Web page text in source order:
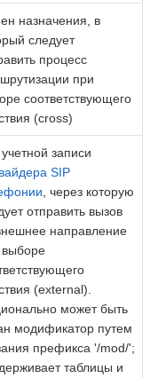
назначения, в
следует
процесс
при
соответствующего
(cross)
записи
SIP
, через которую
отправить вызов
направление
(external).
может быть
модификатор путем
префикса '/mod/';
таблицы и